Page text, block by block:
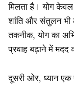
मिलता है। योग केवल
शांति और संतुलन भी
तकनीक, योग का
प्रवाह बढ़ाने में
दूसरी ओर, ध्यान एक